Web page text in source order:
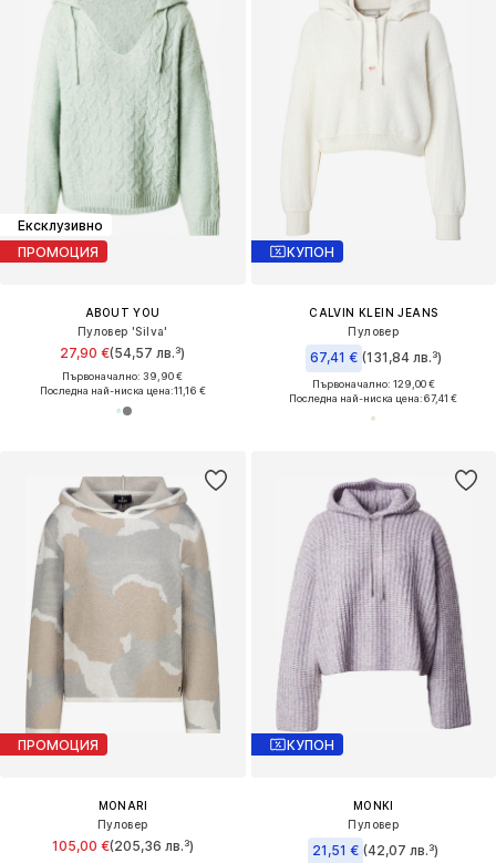
Ексклузивно
ПРОМОЦИЯ
ABOUT YOU
Пуловер 'Silva'
27,90 €(54,57 лв.³)
Първоначално: 39,90 €
Последна най-ниска цена:11,16 €
КУПОН
CALVIN KLEIN JEANS
Пуловер
67,41 € (131,84 лв.³)
Първоначално: 129,00 €
Последна най-ниска цена:67,41 €
ПРОМОЦИЯ
MONARI
Пуловер
105,00 €(205,36 лв.³)
КУПОН
MONKI
Пуловер
21,51 € (42,07 лв.³)